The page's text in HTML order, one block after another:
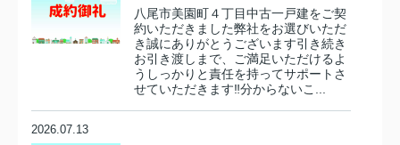
八尾市美園町４丁目中古一戸建をご契
約いただきました弊社をお選びいただ
き誠にありがとうございます引き続き
お引き渡しまで、ご満足いただけるよ
うしっかりと責任を持ってサポートさ
せていただきます‼分からないこ...
2026.07.13